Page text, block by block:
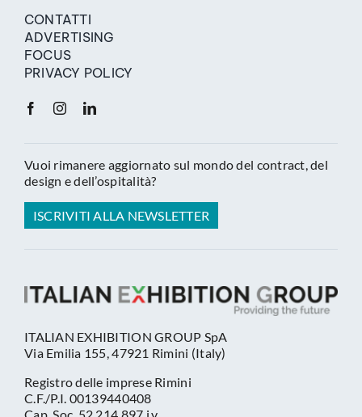
CONTATTI
ADVERTISING
FOCUS
PRIVACY POLICY
Vuoi rimanere aggiornato sul mondo del contract, del
design e dell’ospitalità?
ISCRIVITI ALLA NEWSLETTER
ITALIAN EXHIBITION GROUP SpA
Via Emilia 155, 47921 Rimini (Italy)
Registro delle imprese Rimini
C.F./P.I. 00139440408